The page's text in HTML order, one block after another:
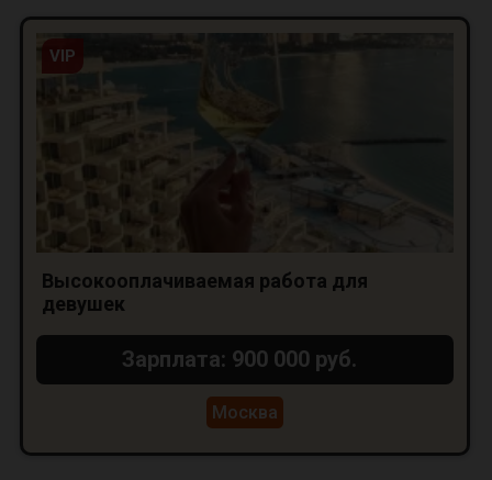
VIP
Высокооплачиваемая работа для
девушек
Зарплата: 900 000 руб.
Москва